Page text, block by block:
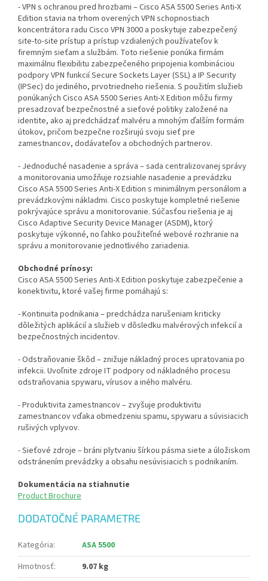
- VPN s ochranou pred hrozbami – Cisco ASA 5500 Series Anti-X
Edition stavia na trhom overených VPN schopnostiach
koncentrátora radu Cisco VPN 3000 a poskytuje zabezpečený
site-to-site prístup a prístup vzdialených používateľov k
firemným sieťam a službám. Toto riešenie ponúka firmám
maximálnu flexibilitu zabezpečeného pripojenia kombináciou
podpory VPN funkcií Secure Sockets Layer (SSL) a IP Security
(IPSec) do jediného, prvotriedneho riešenia. S použitím služieb
ponúkaných Cisco ASA 5500 Series Anti-X Edition môžu firmy
presadzovať bezpečnostné a sieťové politiky založené na
identite, ako aj predchádzať malvéru a mnohým ďalším formám
útokov, pričom bezpečne rozširujú svoju sieť pre
zamestnancov, dodávateľov a obchodných partnerov.
- Jednoduché nasadenie a správa – sada centralizovanej správy
a monitorovania umožňuje rozsiahle nasadenie a prevádzku
Cisco ASA 5500 Series Anti-X Edition s minimálnym personálom a
prevádzkovými nákladmi. Cisco poskytuje kompletné riešenie
pokrývajúce správu a monitorovanie. Súčasťou riešenia je aj
Cisco Adaptive Security Device Manager (ASDM), ktorý
poskytuje výkonné, no ľahko použiteľné webové rozhranie na
správu a monitorovanie jednotlivého zariadenia.
Obchodné prínosy:
Cisco ASA 5500 Series Anti-X Edition poskytuje zabezpečenie a
konektivitu, ktoré vašej firme pomáhajú s:
- Kontinuita podnikania – predchádza narušeniam kriticky
dôležitých aplikácií a služieb v dôsledku malvérových infekcií a
bezpečnostných incidentov.
- Odstraňovanie škôd – znižuje nákladný proces upratovania po
infekcii. Uvoľnite zdroje IT podpory od nákladného procesu
odstraňovania spywaru, vírusov a iného malvéru.
- Produktivita zamestnancov – zvyšuje produktivitu
zamestnancov vďaka obmedzeniu spamu, spywaru a súvisiacich
rušivých vplyvov.
- Sieťové zdroje – bráni plytvaniu šírkou pásma siete a úložiskom
odstránením prevádzky a obsahu nesúvisiacich s podnikaním.
Dokumentácia na stiahnutie
Product Brochure
DODATOČNÉ PARAMETRE
Kategória:
ASA 5500
Hmotnosť:
9.07 kg